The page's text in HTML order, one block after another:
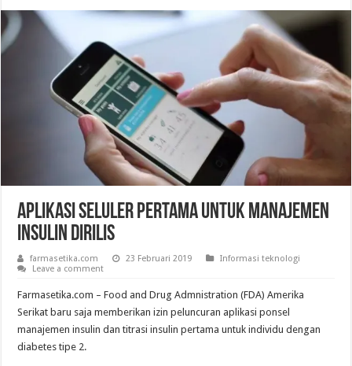
Aplikasi Seluler Pertama untuk Manajemen
Insulin Dirilis
farmasetika.com 23 Februari 2019
Informasi teknologi
Leave a comment
Farmasetika.com – Food and Drug Admnistration (FDA) Amerika
Serikat baru saja memberikan izin peluncuran aplikasi ponsel
manajemen insulin dan titrasi insulin pertama untuk individu dengan
diabetes tipe 2.